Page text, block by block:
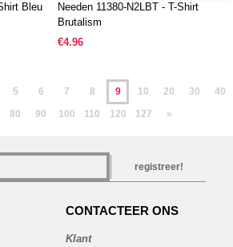
Bleu
Needen 11380-N2LBT - T-Shirt
Brutalism
€4.96
5 6 7 8 9 10 20 30
40
80 90 100 110 120 127 »
registreer!
CONTACTEER ONS
Klant